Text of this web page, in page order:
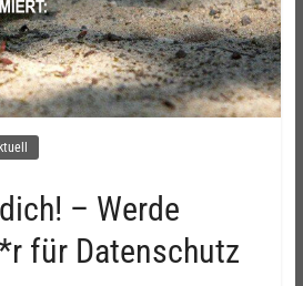
– Werde
für Datenschutz